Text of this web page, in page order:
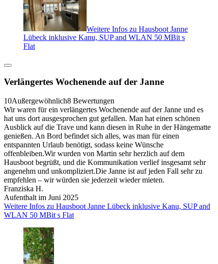
Weitere Infos zu Hausboot Janne
Lübeck inklusive Kanu, SUP and WLAN 50 MBit s
Flat
Verlängertes Wochenende auf der Janne
10Außergewöhnlich8 Bewertungen
Wir waren für ein verlängertes Wochenende auf der Janne und es
hat uns dort ausgesprochen gut gefallen. Man hat einen schönen
Ausblick auf die Trave und kann diesen in Ruhe in der Hängematte
genießen. An Bord befindet sich alles, was man für einen
entspannten Urlaub benötigt, sodass keine Wünsche
offenbleiben.Wir wurden von Martin sehr herzlich auf dem
Hausboot begrüßt, und die Kommunikation verlief insgesamt sehr
angenehm und unkompliziert.Die Janne ist auf jeden Fall sehr zu
empfehlen – wir würden sie jederzeit wieder mieten.
Franziska H.
Aufenthalt im Juni 2025
Weitere Infos zu Hausboot Janne Lübeck inklusive Kanu, SUP and
WLAN 50 MBit s Flat